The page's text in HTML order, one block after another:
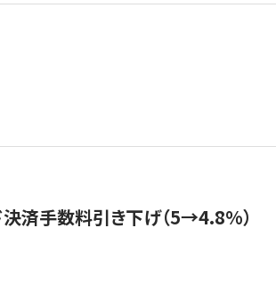
済手数料引き下げ（5→4.8%）